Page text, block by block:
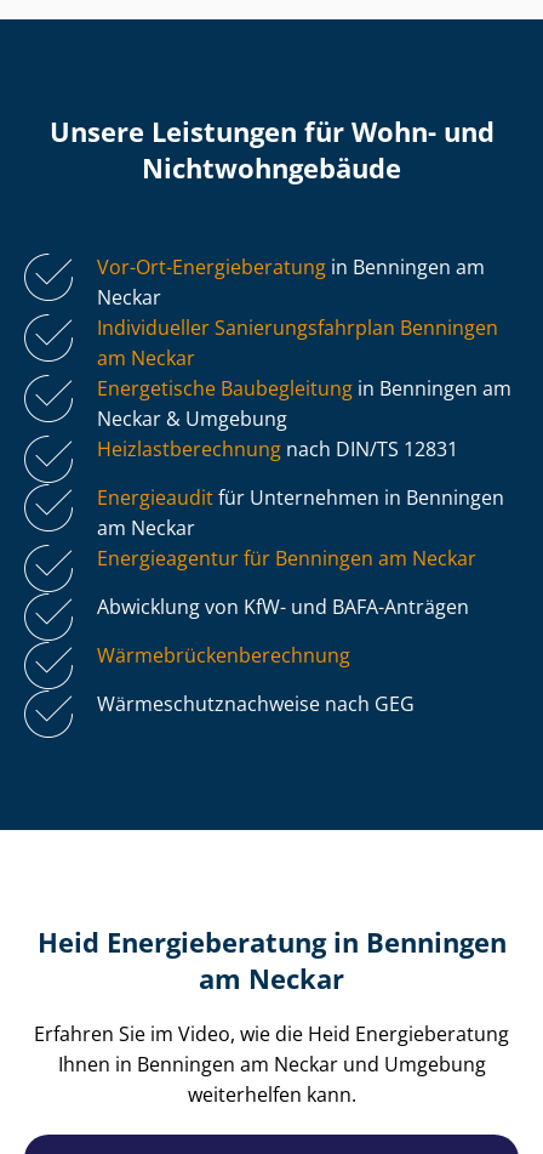
Unsere Leistungen für Wohn- und
Nicht­wohn­ge­bäu­de
Vor-Ort-Energieberatung in Benningen am
Neckar
Individueller Sa­nie­rungs­fahr­plan Benningen
am Neckar
Energetische Baubegleitung in Benningen am
Neckar & Umgebung
Heiz­last­be­rech­nung nach DIN/TS 12831
Energieauditfür Unternehmen in Benningen
am Neckar
Energieagentur für Benningen am Neckar
Abwicklung von KfW- und BAFA-Anträgen
Wär­me­brü­cken­be­rech­nung
Wär­me­schutz­nach­wei­se nach GEG
Heid Energieberatung in Benningen
am Neckar
Erfahren Sie im Video, wie die Heid Energieberatung
Ihnen in Benningen am Neckar und Umgebung
weiterhelfen kann.